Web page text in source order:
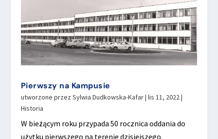
Pierwszy na Kampusie
utworzone przez Sylwia Dudkowska-Kafar| lis 11, 2022|
Historia
W bieżącym roku przypada 50 rocznica oddania do
użytku pierwszego na terenie dzisiejszego